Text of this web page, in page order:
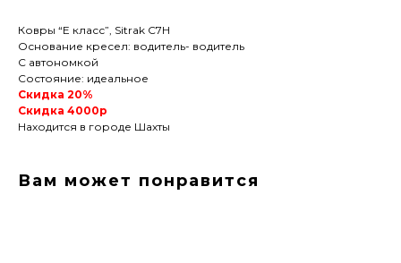
Ковры “Е класс”, Sitrak C7H
Основание кресел: водитель- водитель
С автономкой
Состояние: идеальное
Скидка 20%
Скидка 4000р
Находится в городе Шахты
Вам может понравится